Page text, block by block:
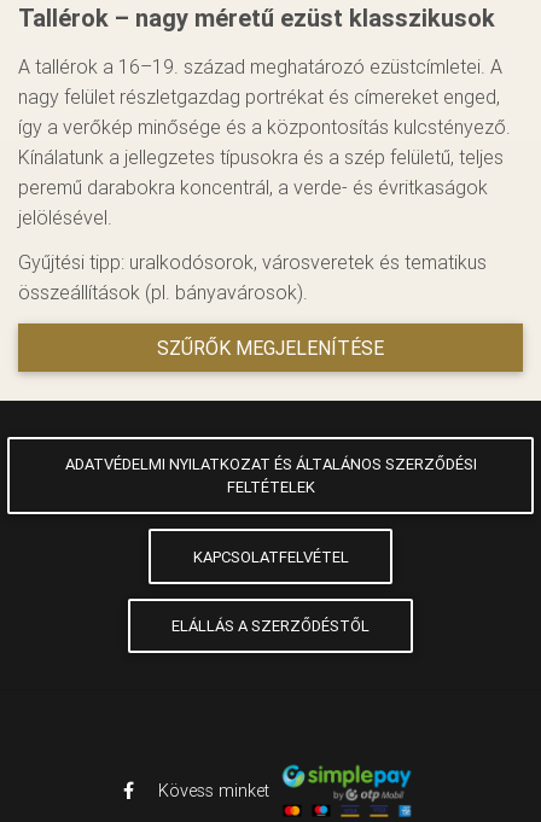
Tallérok – nagy méretű ezüst klasszikusok
A tallérok a 16–19. század meghatározó ezüstcímletei. A
nagy felület részletgazdag portrékat és címereket enged,
így a verőkép minősége és a központosítás kulcstényező.
Kínálatunk a jellegzetes típusokra és a szép felületű, teljes
peremű darabokra koncentrál, a verde- és évritkaságok
jelölésével.
Gyűjtési tipp: uralkodósorok, városveretek és tematikus
összeállítások (pl. bányavárosok).
SZŰRŐK MEGJELENÍTÉSE
ADATVÉDELMI NYILATKOZAT ÉS ÁLTALÁNOS SZERZŐDÉSI
FELTÉTELEK
KAPCSOLATFELVÉTEL
ELÁLLÁS A SZERZŐDÉSTŐL
Kövess minket